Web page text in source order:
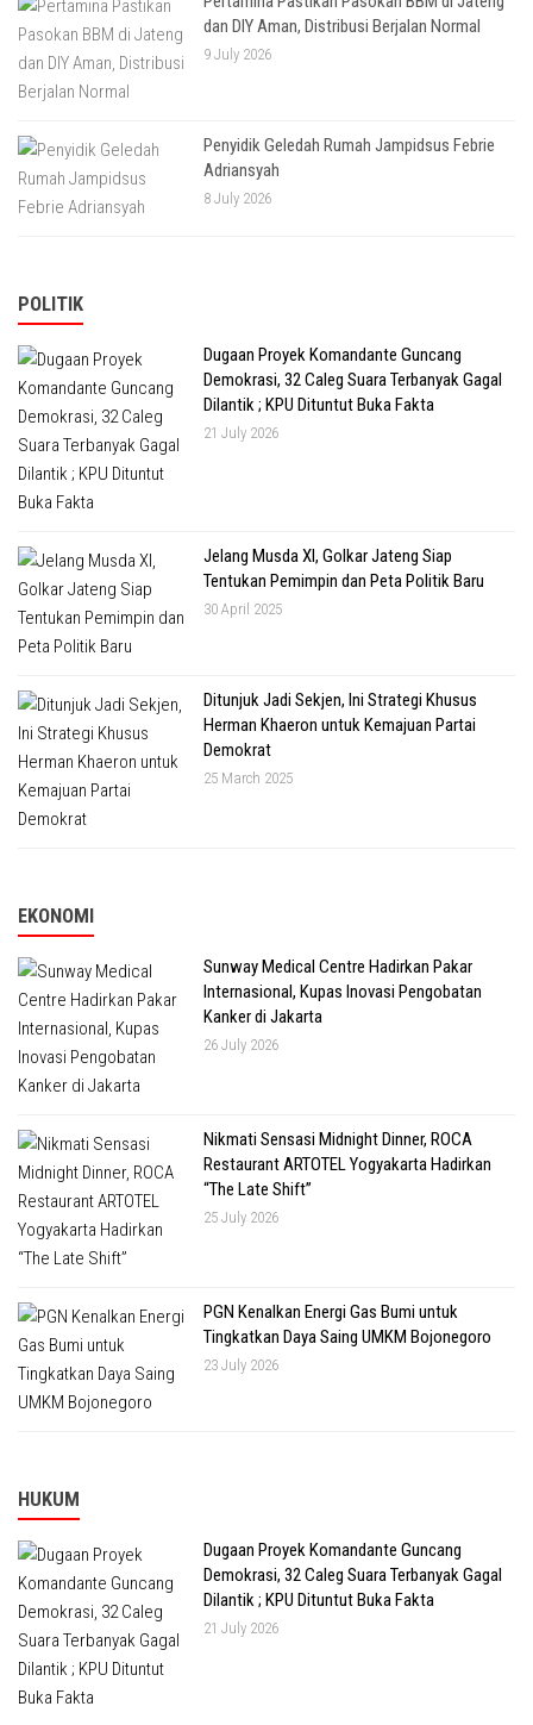
dan DIY Aman, Distribusi Berjalan Normal
9 July 2026
Penyidik Geledah Rumah Jampidsus Febrie
Adriansyah
8 July 2026
POLITIK
Dugaan Proyek Komandante Guncang
Demokrasi, 32 Caleg Suara Terbanyak Gagal
Dilantik ; KPU Dituntut Buka Fakta
21 July 2026
Jelang Musda XI, Golkar Jateng Siap
Tentukan Pemimpin dan Peta Politik Baru
30 April 2025
Ditunjuk Jadi Sekjen, Ini Strategi Khusus
Herman Khaeron untuk Kemajuan Partai
Demokrat
25 March 2025
EKONOMI
Sunway Medical Centre Hadirkan Pakar
Internasional, Kupas Inovasi Pengobatan
Kanker di Jakarta
26 July 2026
Nikmati Sensasi Midnight Dinner, ROCA
Restaurant ARTOTEL Yogyakarta Hadirkan
“The Late Shift”
25 July 2026
PGN Kenalkan Energi Gas Bumi untuk
Tingkatkan Daya Saing UMKM Bojonegoro
23 July 2026
HUKUM
Dugaan Proyek Komandante Guncang
Demokrasi, 32 Caleg Suara Terbanyak Gagal
Dilantik ; KPU Dituntut Buka Fakta
21 July 2026